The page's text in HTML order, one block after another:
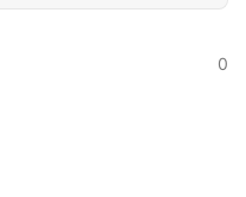
0